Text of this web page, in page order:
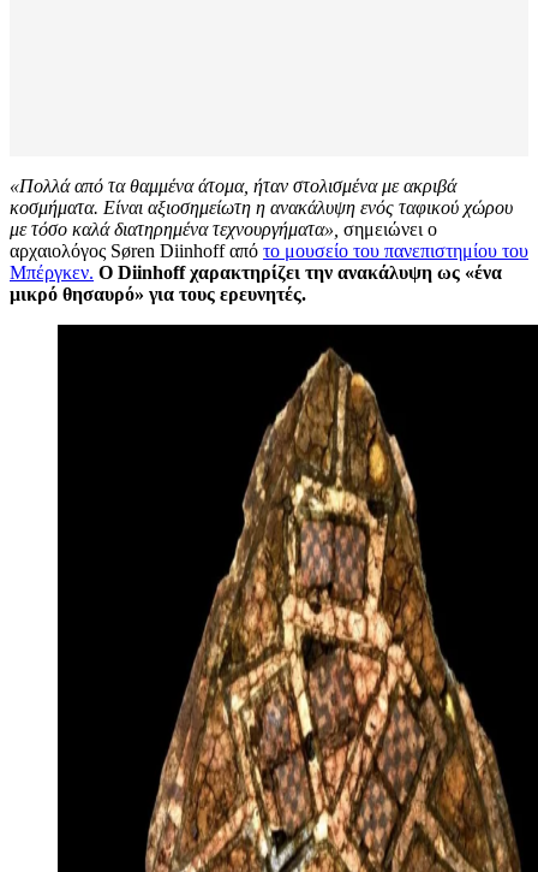
«Πολλά από τα θαμμένα άτομα, ήταν στολισμένα με ακριβά
κοσμήματα. Είναι αξιοσημείωτη η ανακάλυψη ενός ταφικού χώρου
με τόσο καλά διατηρημένα τεχνουργήματα», σημειώνει ο
αρχαιολόγος Søren Diinhoff από το μουσείο του πανεπιστημίου του
Μπέργκεν. Ο Diinhoff χαρακτηρίζει την ανακάλυψη ως «ένα
μικρό θησαυρό» για τους ερευνητές.